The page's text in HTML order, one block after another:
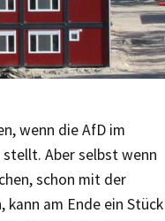
wenn die AfD im
Aber selbst wenn
schon mit der
kann am Ende ein Stück